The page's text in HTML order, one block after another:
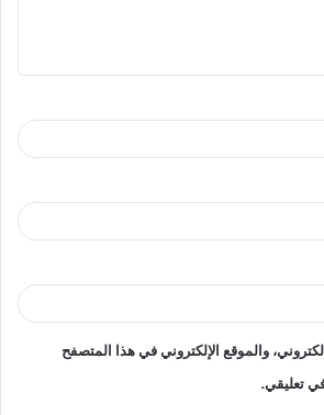
والموقع الإلكتروني في هذا المتصفح
تعليقي.